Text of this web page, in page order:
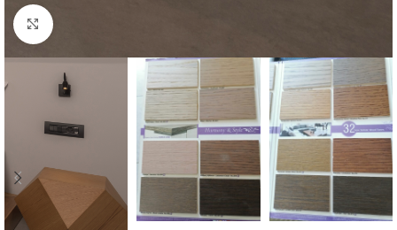
Μεγέθυνση